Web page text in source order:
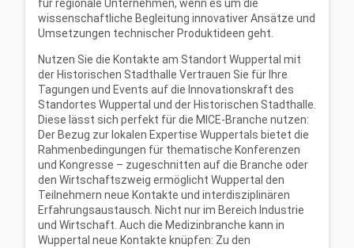
für regionale Unternehmen, wenn es um die
wissenschaftliche Begleitung innovativer Ansätze und
Umsetzungen technischer Produktideen geht.
Nutzen Sie die Kontakte am Standort Wuppertal mit
der Historischen Stadthalle Vertrauen Sie für Ihre
Tagungen und Events auf die Innovationskraft des
Standortes Wuppertal und der Historischen Stadthalle.
Diese lässt sich perfekt für die MICE-Branche nutzen:
Der Bezug zur lokalen Expertise Wuppertals bietet die
Rahmenbedingungen für thematische Konferenzen
und Kongresse – zugeschnitten auf die Branche oder
den Wirtschaftszweig ermöglicht Wuppertal den
Teilnehmern neue Kontakte und interdisziplinären
Erfahrungsaustausch. Nicht nur im Bereich Industrie
und Wirtschaft. Auch die Medizinbranche kann in
Wuppertal neue Kontakte knüpfen: Zu den